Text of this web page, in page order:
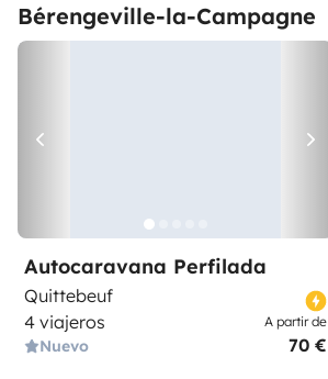
Bérengeville-la-Campagne
Autocaravana Perfilada
Quittebeuf
4 viajeros
Nuevo
A partir de
70 €